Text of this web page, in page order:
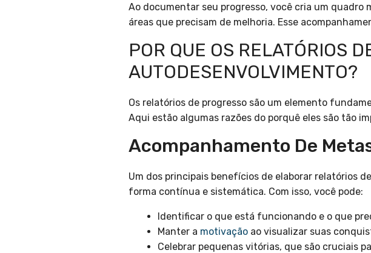
Ao documentar seu progresso, você cria um
áreas que precisam de melhoria. Esse
POR QUE OS RELATÓRIOS
AUTODESENVOLVIMENTO?
Os relatórios de progresso são um elemento
Aqui estão algumas razões do porquê eles são tão
Acompanhamento De
Um dos principais benefícios de elaborar relatórios
forma contínua e sistemática. Com isso, você pode:
Identificar o que está funcionando e o que
Manter a motivação ao visualizar suas
Celebrar pequenas vitórias, que são cruciais